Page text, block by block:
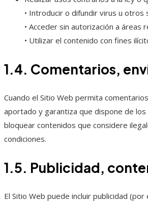
• Introducir o difundir virus u otros
• Acceder sin autorización a
• Utilizar el contenido con fines
1.4. Comentarios,
Cuando el Sitio Web permita
aportado y garantiza que dispone de
bloquear contenidos que considere
condiciones.
1.5. Publicidad,
El Sitio Web puede incluir publicidad